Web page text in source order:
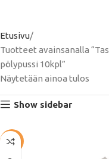
Etusivu
Tuotteet avainsanalla
pölypussi 10kpl”
Näytetään ainoa tulos
Show sidebar
-37%